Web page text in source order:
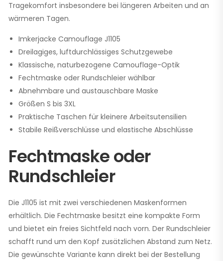
Tragekomfort insbesondere bei längeren Arbeiten und an
wärmeren Tagen.
Imkerjacke Camouflage J1105
Dreilagiges, luftdurchlässiges Schutzgewebe
Klassische, naturbezogene Camouflage-Optik
Fechtmaske oder Rundschleier wählbar
Abnehmbare und austauschbare Maske
Größen S bis 3XL
Praktische Taschen für kleinere Arbeitsutensilien
Stabile Reißverschlüsse und elastische Abschlüsse
Fechtmaske oder
Rundschleier
Die J1105 ist mit zwei verschiedenen Maskenformen
erhältlich. Die Fechtmaske besitzt eine kompakte Form
und bietet ein freies Sichtfeld nach vorn. Der Rundschleier
schafft rund um den Kopf zusätzlichen Abstand zum Netz.
Die gewünschte Variante kann direkt bei der Bestellung